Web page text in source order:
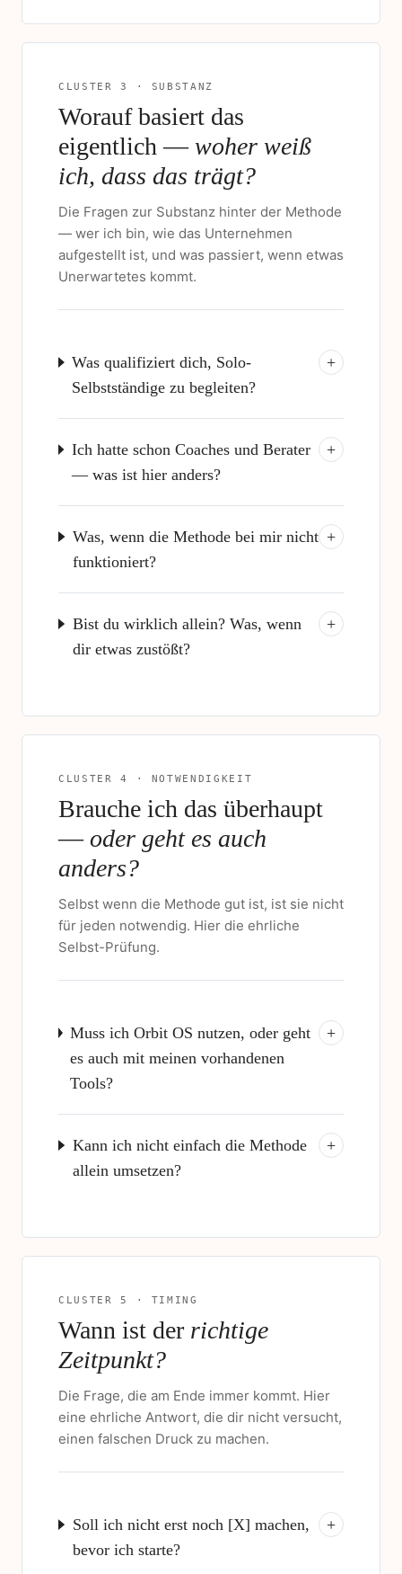
CLUSTER 3 · SUBSTANZ
Worauf basiert das
eigentlich —woher weiß
ich, dass das trägt?
Die Fragen zur Substanz hinter der Methode
— wer ich bin, wie das Unternehmen
aufgestellt ist, und was passiert, wenn etwas
Unerwartetes kommt.
Was qualifiziert dich, Solo-
Selbstständige zu begleiten?
+
Ich hatte schon Coaches und Berater
— was ist hier anders?
+
Was, wenn die Methode bei mir nicht
funktioniert?
+
Bist du wirklich allein? Was, wenn
dir etwas zustößt?
+
CLUSTER 4 · NOTWENDIGKEIT
Brauche ich das überhaupt
—oder geht es auch
anders?
Selbst wenn die Methode gut ist, ist sie nicht
für jeden notwendig. Hier die ehrliche
Selbst-Prüfung.
Muss ich Orbit OS nutzen, oder geht
es auch mit meinen vorhandenen
Tools?
+
Kann ich nicht einfach die Methode
allein umsetzen?
+
CLUSTER 5 · TIMING
Wann ist der richtige
Zeitpunkt?
Die Frage, die am Ende immer kommt. Hier
eine ehrliche Antwort, die dir nicht versucht,
einen falschen Druck zu machen.
Soll ich nicht erst noch [X] machen,
bevor ich starte?
+